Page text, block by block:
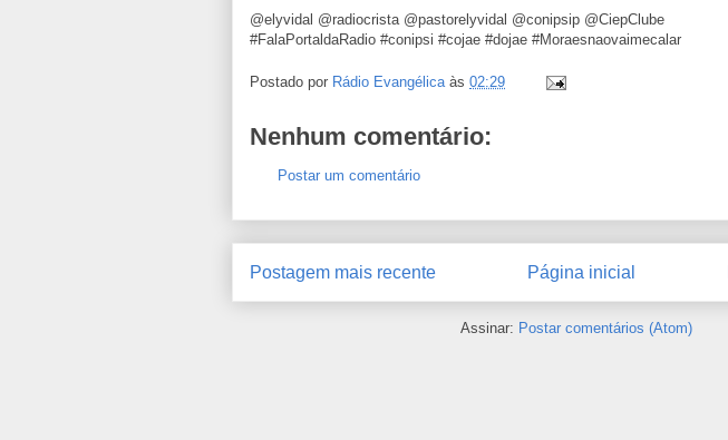
@elyvidal @radiocrista @pastorelyvidal @conipsip @CiepClube
#FalaPortaldaRadio #conipsi #cojae #dojae #Moraesnaovaimecalar
Postado por Rádio Evangélica às 02:29
Nenhum comentário:
Postar um comentário
Postagem mais recente Página inicial
Assinar: Postar comentários (Atom)